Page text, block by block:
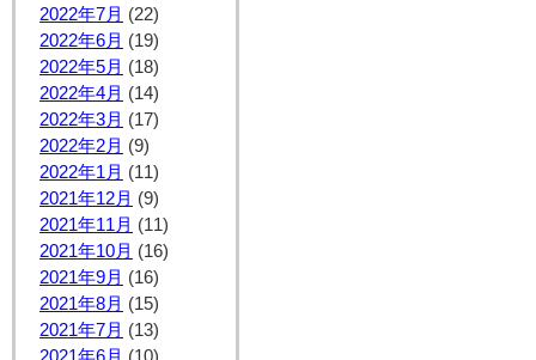
2022年7月 (22)
2022年6月 (19)
2022年5月 (18)
2022年4月 (14)
2022年3月 (17)
2022年2月 (9)
2022年1月 (11)
2021年12月 (9)
2021年11月 (11)
2021年10月 (16)
2021年9月 (16)
2021年8月 (15)
2021年7月 (13)